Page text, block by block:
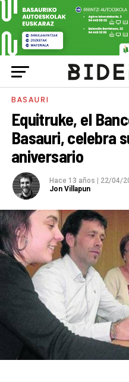
BASAURI
Equitruke, el
Basauri, celebra
aniversario
Hace 13 años
22/04/
Jon Villapun